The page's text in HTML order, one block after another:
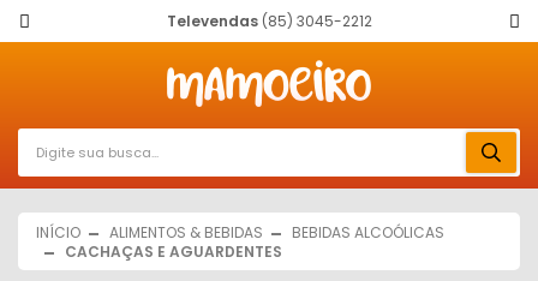
Televendas(85) 3045-2212
INÍCIO ALIMENTOS & BEBIDAS
BEBIDAS ALCOÓLICAS
CACHAÇAS E AGUARDENTES